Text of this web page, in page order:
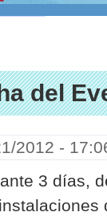
del
2012 -
3 días,